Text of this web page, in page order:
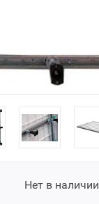
Нет в наличии